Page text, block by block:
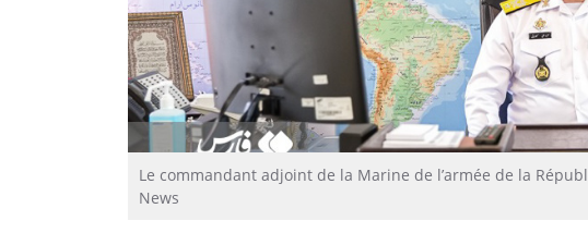
Le commandant adjoint de la Marine de l’armée de la
News